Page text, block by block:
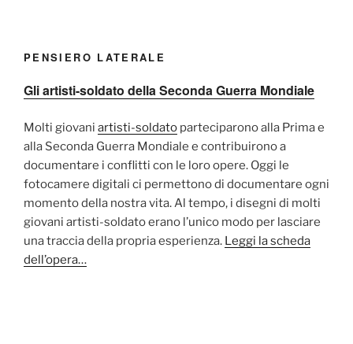
PENSIERO LATERALE
Gli artisti-soldato della Seconda Guerra Mondiale
Molti giovani artisti-soldato parteciparono alla Prima e
alla Seconda Guerra Mondiale e contribuirono a
documentare i conflitti con le loro opere. Oggi le
fotocamere digitali ci permettono di documentare ogni
momento della nostra vita. Al tempo, i disegni di molti
giovani artisti-soldato erano l’unico modo per lasciare
una traccia della propria esperienza. Leggi la scheda
dell’opera…